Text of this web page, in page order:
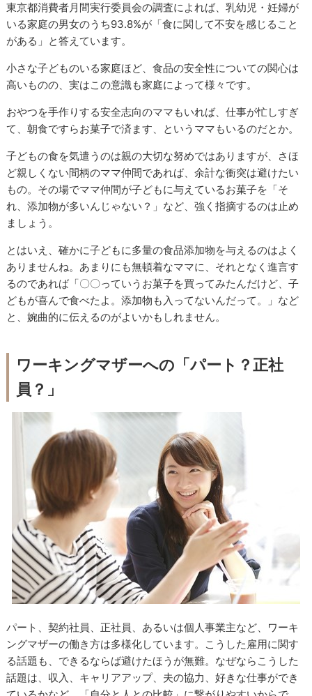
東京都消費者月間実行委員会の調査によれば、乳幼児・妊婦が
いる家庭の男女のうち93.8%が「食に関して不安を感じること
がある」と答えています。
小さな子どものいる家庭ほど、食品の安全性についての関心は
高いものの、実はこの意識も家庭によって様々です。
おやつを手作りする安全志向のママもいれば、仕事が忙しすぎ
て、朝食ですらお菓子で済ます、というママもいるのだとか。
子どもの食を気遣うのは親の大切な努めではありますが、さほ
ど親しくない間柄のママ仲間であれば、余計な衝突は避けたい
もの。その場でママ仲間が子どもに与えているお菓子を「そ
れ、添加物が多いんじゃない？」など、強く指摘するのは止め
ましょう。
とはいえ、確かに子どもに多量の食品添加物を与えるのはよく
ありませんね。あまりにも無頓着なママに、それとなく進言す
るのであれば「〇〇っていうお菓子を買ってみたんだけど、子
どもが喜んで食べたよ。添加物も入ってないんだって。」など
と、婉曲的に伝えるのがよいかもしれません。
ワーキングマザーへの「パート？正社
員？」
パート、契約社員、正社員、あるいは個人事業主など、ワーキ
ングマザーの働き方は多様化しています。こうした雇用に関す
る話題も、できるならば避けたほうが無難。なぜならこうした
話題は、収入、キャリアアップ、夫の協力、好きな仕事ができ